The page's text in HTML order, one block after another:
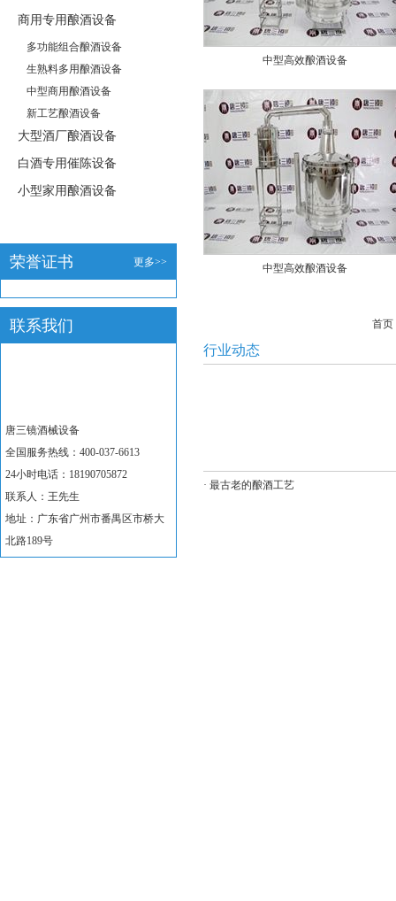
商用专用酿酒设备
多功能组合酿酒设备
生熟料多用酿酒设备
中型商用酿酒设备
新工艺酿酒设备
大型酒厂酿酒设备
白酒专用催陈设备
小型家用酿酒设备
更多>>
荣誉证书
联系我们
唐三镜酒械设备
全国服务热线：400-037-6613
24小时电话：18190705872
联系人：王先生
地址：广东省广州市番禺区市桥大
北路189号
中型高效酿酒设备
中型高效酿酒设备
首页
行业动态
· 最古老的酿酒工艺